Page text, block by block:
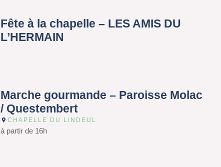
Fête à la chapelle – LES AMIS DU
L’HERMAIN
Marche gourmande – Paroisse Molac
/ Questembert
CHAPELLE DU LINDEUL
à partir de 16h